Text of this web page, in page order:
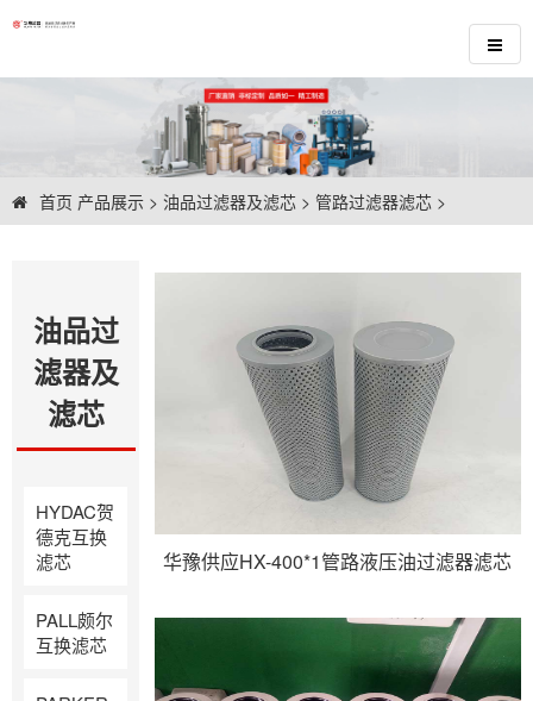
首页 产品展示 > 油品过滤器及滤芯 > 管路过滤器滤芯 >
油品过
滤器及
滤芯
HYDAC贺
德克互换
滤芯
PALL颇尔
互换滤芯
华豫供应HX-400*1管路液压油过滤器滤芯